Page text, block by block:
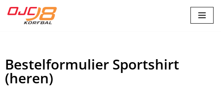
inhoud
Bestelformulier Sportshirt
(heren)